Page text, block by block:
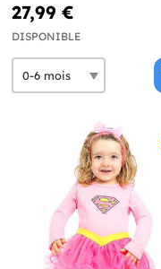
27,99 €
DISPONIBLE